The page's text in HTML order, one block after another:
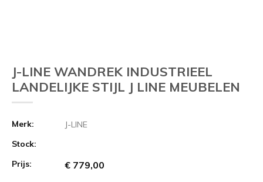
J-LINE WANDREK INDUSTRIEEL
LANDELIJKE STIJL J LINE MEUBELEN
Merk:
J-LINE
Stock:
Prijs:
€ 779,00